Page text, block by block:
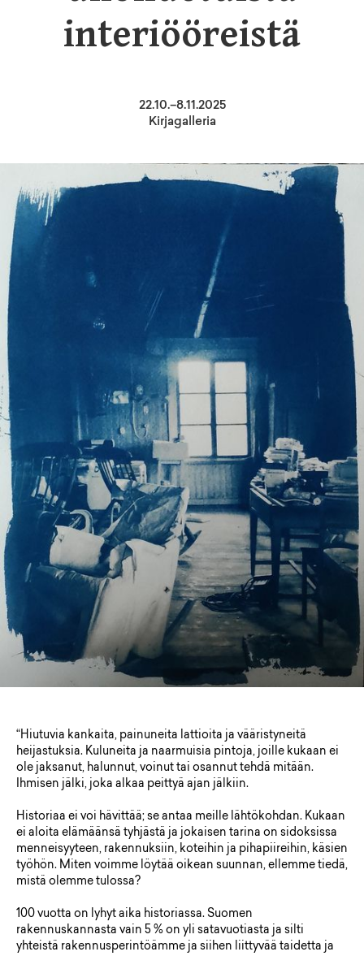
interiööreistä
22.10.–8.11.2025
Kirjagalleria
“Hiutuvia kankaita, painuneita lattioita ja vääristyneitä
heijastuksia. Kuluneita ja naarmuisia pintoja, joille kukaan ei
ole jaksanut, halunnut, voinut tai osannut tehdä mitään.
Ihmisen jälki, joka alkaa peittyä ajan jälkiin.
Historiaa ei voi hävittää; se antaa meille lähtökohdan. Kukaan
ei aloita elämäänsä tyhjästä ja jokaisen tarina on sidoksissa
menneisyyteen, rakennuksiin, koteihin ja pihapiireihin, käsien
työhön. Miten voimme löytää oikean suunnan, ellemme tiedä,
mistä olemme tulossa?
100 vuotta on lyhyt aika historiassa. Suomen
rakennuskannasta vain 5 % on yli satavuotiasta ja silti
yhteistä rakennusperintöämme ja siihen liittyvää taidetta ja